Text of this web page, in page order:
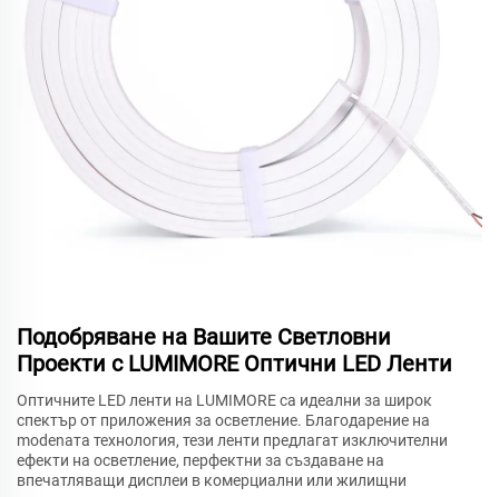
Подобряване на Вашите Светловни
Проекти с LUMIMORE Оптични LED Ленти
Оптичните LED ленти на LUMIMORE са идеални за широк
спектър от приложения за осветление. Благодарение на
modenата технология, тези ленти предлагат изключителни
ефекти на осветление, перфектни за създаване на
впечатляващи дисплеи в комерциални или жилищни